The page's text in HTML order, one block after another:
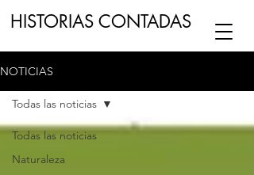
HISTORIAS CONTADAS
NUESTRO CANAL DE
ESCRIBENOS
NOTICIAS
Todas las noticias
Naturaleza
Todas las noticias